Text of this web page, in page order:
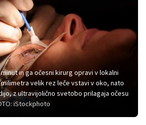
in ga očesni kirurg opravi v lokalni
velik rez leče vstavi v oko, nato
z ultravijolično svetobo prilagaja očesu
iStockphoto